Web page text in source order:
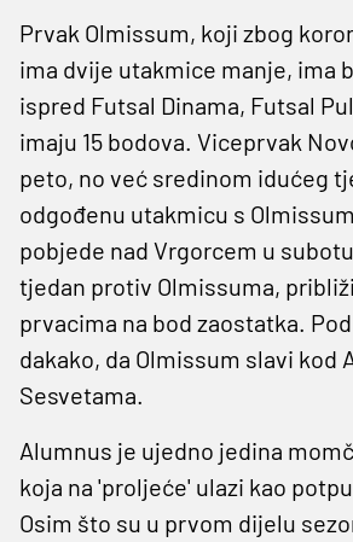
Prvak Olmissum, koji zbog
ima dvije utakmice manje, ima
ispred Futsal Dinama, Futsal
imaju 15 bodova. Viceprvak
peto, no već sredinom idućeg
odgođenu utakmicu s
pobjede nad Vrgorcem u
tjedan protiv Olmissuma,
prvacima na bod zaostatka.
dakako, da Olmissum slavi kod
Sesvetama.
Alumnus je ujedno jedina
koja na 'proljeće' ulazi kao
Osim što su u prvom dijelu